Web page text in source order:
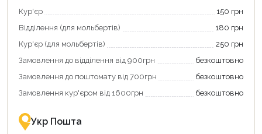
Кур'єр
150 грн
Відділення (для мольбертів)
180 грн
Кур'єр (для мольбертів)
250 грн
Замовлення до відділення від 900грн
безкоштовно
Замовлення до поштомату від 700грн
безкоштовно
Замовлення кур'єром від 1600грн
безкоштовно
Укр Пошта